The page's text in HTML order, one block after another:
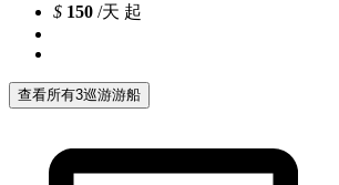
$ 150 /天 起
查看所有3巡游游船